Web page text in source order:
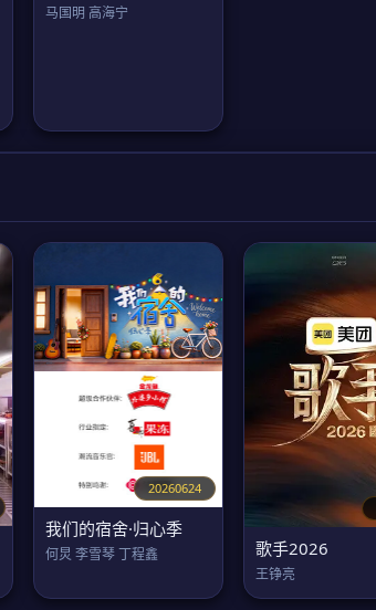
马国明 高海宁
20260624
我们的宿舍·归心季
何炅 李雪琴 丁程鑫 歌手2026
王铮亮